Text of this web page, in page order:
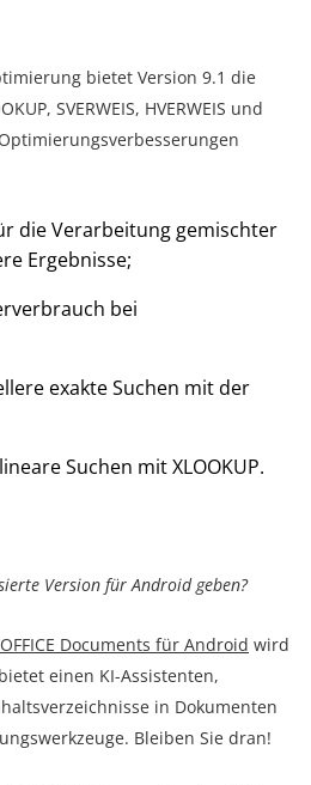
bietet Version 9.1 die
SVERWEIS, HVERWEIS und
die Verarbeitung gemischter
Ergebnisse;
bei
exakte Suchen mit der
Suchen mit XLOOKUP.
Version für Android geben?
Documents für Android wird
einen KI-Assistenten,
in Dokumenten
Bleiben Sie dran!